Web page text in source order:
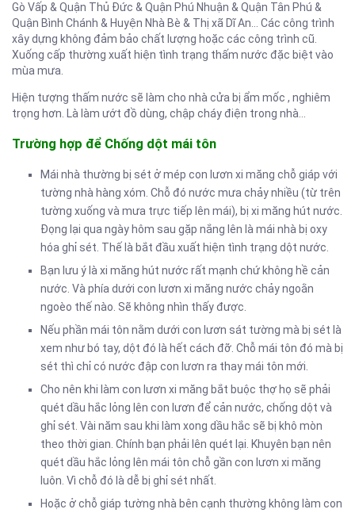
Gò Vấp & Quận Thủ Đức & Quận Phú Nhuận & Quận Tân Phú &
Quận Bình Chánh & Huyện Nhà Bè & Thị xã Dĩ An… Các công trình
xây dựng không đảm bảo chất lượng hoặc các công trình cũ.
Xuống cấp thường xuất hiện tình trạng thấm nước đặc biệt vào
mùa mưa.
Hiện tượng thấm nước sẽ làm cho nhà cửa bị ẩm mốc , nghiêm
trọng hơn. Là làm ướt đồ dùng, chập cháy điện trong nhà…
Trường hợp để Chống dột mái tôn
Mái nhà thường bị sét ở mép con lươn xi măng chỗ giáp với
tường nhà hàng xóm. Chỗ đó nước mưa chảy nhiều (từ trên
tường xuống và mưa trực tiếp lên mái), bị xi măng hút nước.
Đọng lại qua ngày hôm sau gặp nắng lên là mái nhà bị oxy
hóa ghỉ sét. Thế là bắt đầu xuất hiện tình trạng dột nước.
Bạn lưu ý là xi măng hút nước rất mạnh chứ không hề cản
nước. Và phía dưới con lươn xi măng nước chảy ngoằn
ngoèo thế nào. Sẽ không nhìn thấy được.
Nếu phần mái tôn nằm dưới con lươn sát tường mà bị sét là
xem như bó tay, dột đó là hết cách đỡ. Chỗ mái tôn đó mà bị
sét thì chỉ có nước đập con lươn ra thay mái tôn mới.
Cho nên khi làm con lươn xi măng bắt buộc thợ họ sẽ phải
quét dầu hắc lỏng lên con lươn để cản nước, chống dột và
ghỉ sét. Vài năm sau khi làm xong dầu hắc sẽ bị khô mòn
theo thời gian. Chính bạn phải lên quét lại. Khuyên bạn nên
quét dầu hắc lỏng lên mái tôn chỗ gần con lươn xi măng
luôn. Vì chỗ đó là dễ bị ghỉ sét nhất.
Hoặc ở chỗ giáp tường nhà bên cạnh thường không làm con